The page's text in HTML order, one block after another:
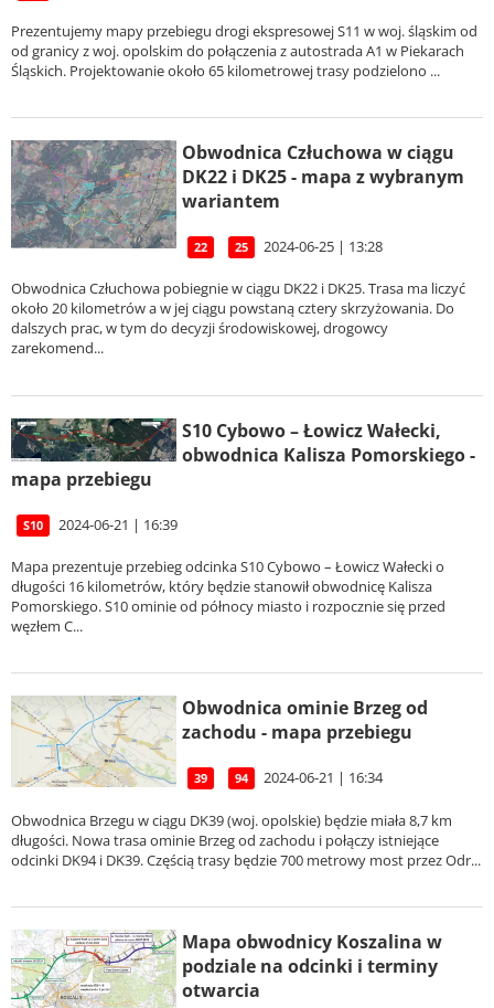
Prezentujemy mapy przebiegu drogi ekspresowej S11 w woj. śląskim od
od granicy z woj. opolskim do połączenia z autostrada A1 w Piekarach
Śląskich. Projektowanie około 65 kilometrowej trasy podzielono ...
Obwodnica Człuchowa w ciągu
DK22 i DK25 - mapa z wybranym
wariantem
22 25 2024-06-25 | 13:28
Obwodnica Człuchowa pobiegnie w ciągu DK22 i DK25. Trasa ma liczyć
około 20 kilometrów a w jej ciągu powstaną cztery skrzyżowania. Do
dalszych prac, w tym do decyzji środowiskowej, drogowcy
zarekomend...
S10 Cybowo – Łowicz Wałecki,
obwodnica Kalisza Pomorskiego -
mapa przebiegu
S10 2024-06-21 | 16:39
Mapa prezentuje przebieg odcinka S10 Cybowo – Łowicz Wałecki o
długości 16 kilometrów, który będzie stanowił obwodnicę Kalisza
Pomorskiego. S10 ominie od północy miasto i rozpocznie się przed
węzłem C...
Obwodnica ominie Brzeg od
zachodu - mapa przebiegu
39 94 2024-06-21 | 16:34
Obwodnica Brzegu w ciągu DK39 (woj. opolskie) będzie miała 8,7 km
długości. Nowa trasa ominie Brzeg od zachodu i połączy istniejące
odcinki DK94 i DK39. Częścią trasy będzie 700 metrowy most przez Odr...
Mapa obwodnicy Koszalina w
podziale na odcinki i terminy
otwarcia